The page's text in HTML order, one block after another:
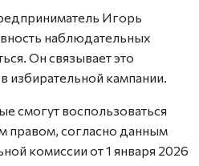
Игорь
наблюдательных
Он связывает это
избирательной кампании.
смогут воспользоваться
правом, согласно данным
комиссии от 1 января 2026